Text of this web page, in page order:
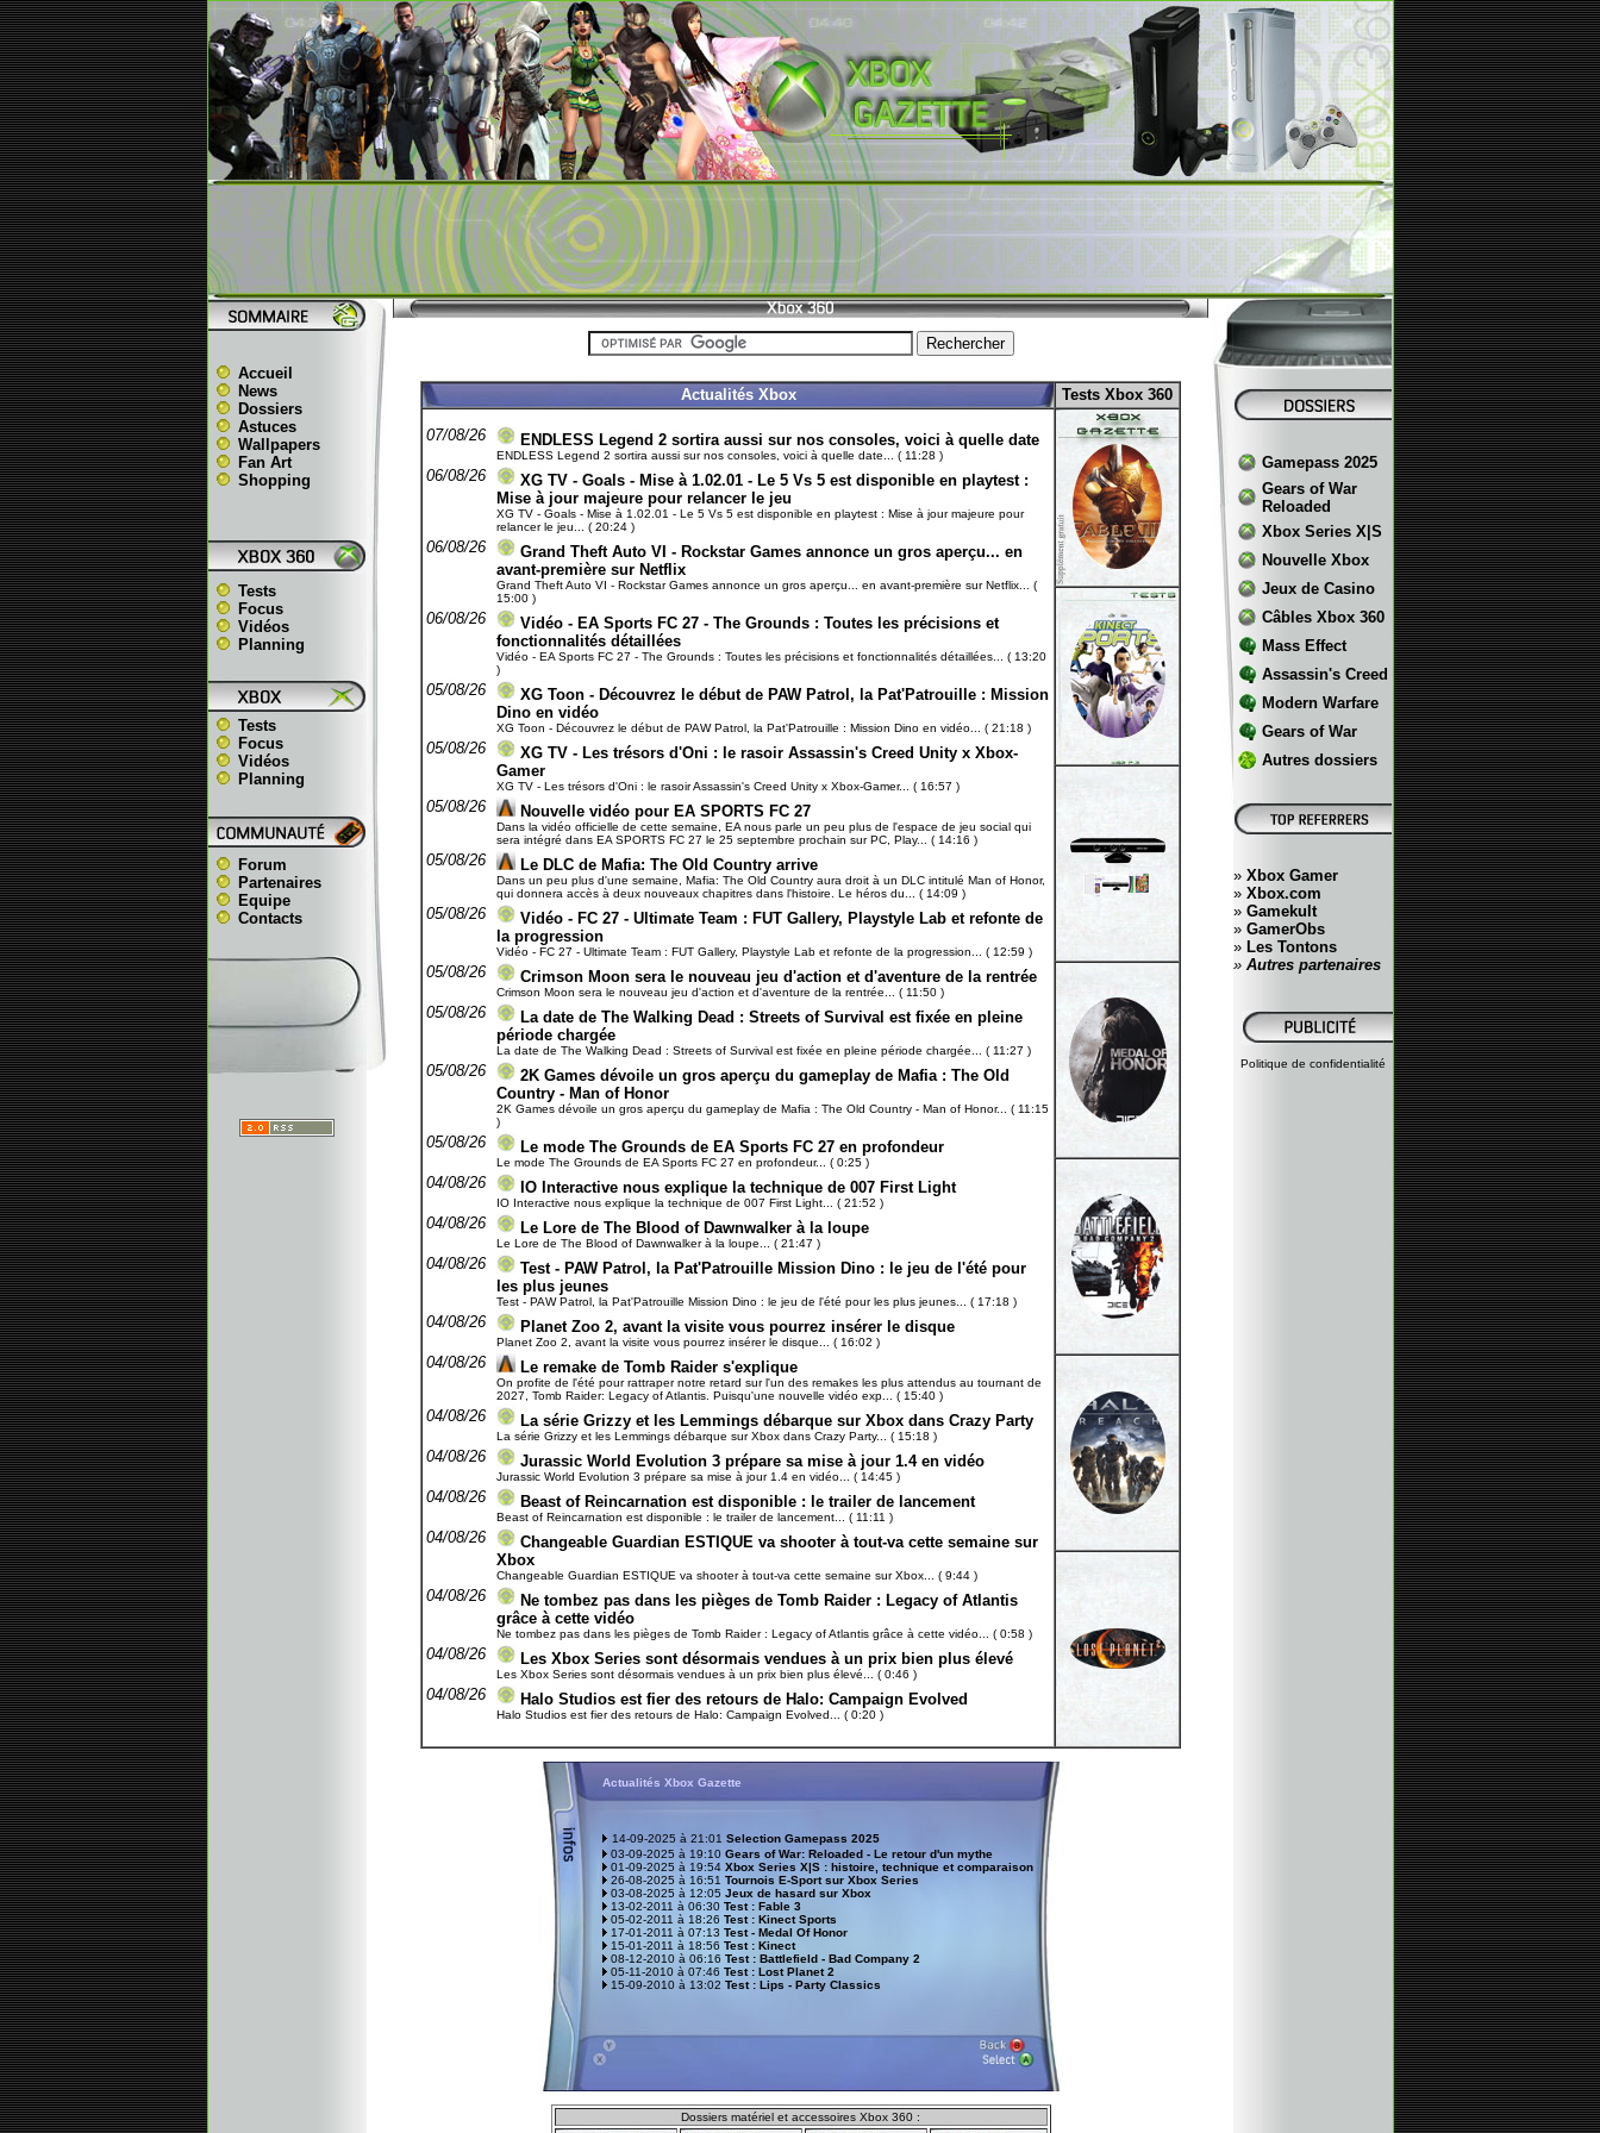
Accueil
News
Dossiers
Astuces
Wallpapers
Fan Art
Shopping
Tests
Focus
Vidéos
Planning
Tests
Focus
Vidéos
Planning
Forum
Partenaires
Equipe
Contacts
Actualités Xbox Tests Xbox 360
07/08/26 ENDLESS Legend 2 sortira aussi sur nos consoles, voici à quelle date
ENDLESS Legend 2 sortira aussi sur nos consoles, voici à quelle date... ( 11:28 )
06/08/26
XG TV - Goals - Mise à 1.02.01 - Le 5 Vs 5 est disponible en playtest :
Mise à jour majeure pour relancer le jeu
XG TV - Goals - Mise à 1.02.01 - Le 5 Vs 5 est disponible en playtest : Mise à jour majeure pour
relancer le jeu... ( 20:24 )
06/08/26
Grand Theft Auto VI - Rockstar Games annonce un gros aperçu... en
avant-première sur Netflix
Grand Theft Auto VI - Rockstar Games annonce un gros aperçu... en avant-première sur Netflix... (
15:00 )
06/08/26
Vidéo - EA Sports FC 27 - The Grounds : Toutes les précisions et
fonctionnalités détaillées
Vidéo - EA Sports FC 27 - The Grounds : Toutes les précisions et fonctionnalités détaillées... ( 13:20
)
05/08/26
XG Toon - Découvrez le début de PAW Patrol, la Pat'Patrouille : Mission
Dino en vidéo
XG Toon - Découvrez le début de PAW Patrol, la Pat'Patrouille : Mission Dino en vidéo... ( 21:18 )
05/08/26
XG TV - Les trésors d'Oni : le rasoir Assassin's Creed Unity x Xbox-
Gamer
XG TV - Les trésors d'Oni : le rasoir Assassin's Creed Unity x Xbox-Gamer... ( 16:57 )
05/08/26 Nouvelle vidéo pour EA SPORTS FC 27
Dans la vidéo officielle de cette semaine, EA nous parle un peu plus de l'espace de jeu social qui
sera intégré dans EA SPORTS FC 27 le 25 septembre prochain sur PC, Play... ( 14:16 )
05/08/26 Le DLC de Mafia: The Old Country arrive
Dans un peu plus d'une semaine, Mafia: The Old Country aura droit à un DLC intitulé Man of Honor,
qui donnera accès à deux nouveaux chapitres dans l'histoire. Le héros du... ( 14:09 )
05/08/26
Vidéo - FC 27 - Ultimate Team : FUT Gallery, Playstyle Lab et refonte de
la progression
Vidéo - FC 27 - Ultimate Team : FUT Gallery, Playstyle Lab et refonte de la progression... ( 12:59 )
05/08/26 Crimson Moon sera le nouveau jeu d'action et d'aventure de la rentrée
Crimson Moon sera le nouveau jeu d'action et d'aventure de la rentrée... ( 11:50 )
05/08/26
La date de The Walking Dead : Streets of Survival est fixée en pleine
période chargée
La date de The Walking Dead : Streets of Survival est fixée en pleine période chargée... ( 11:27 )
05/08/26
2K Games dévoile un gros aperçu du gameplay de Mafia : The Old
Country - Man of Honor
2K Games dévoile un gros aperçu du gameplay de Mafia : The Old Country - Man of Honor... ( 11:15
)
05/08/26 Le mode The Grounds de EA Sports FC 27 en profondeur
Le mode The Grounds de EA Sports FC 27 en profondeur... ( 0:25 )
04/08/26 IO Interactive nous explique la technique de 007 First Light
IO Interactive nous explique la technique de 007 First Light... ( 21:52 )
04/08/26 Le Lore de The Blood of Dawnwalker à la loupe
Le Lore de The Blood of Dawnwalker à la loupe... ( 21:47 )
04/08/26
Test - PAW Patrol, la Pat'Patrouille Mission Dino : le jeu de l'été pour
les plus jeunes
Test - PAW Patrol, la Pat'Patrouille Mission Dino : le jeu de l'été pour les plus jeunes... ( 17:18 )
04/08/26 Planet Zoo 2, avant la visite vous pourrez insérer le disque
Planet Zoo 2, avant la visite vous pourrez insérer le disque... ( 16:02 )
04/08/26 Le remake de Tomb Raider s'explique
On profite de l'été pour rattraper notre retard sur l'un des remakes les plus attendus au tournant de
2027, Tomb Raider: Legacy of Atlantis. Puisqu'une nouvelle vidéo exp... ( 15:40 )
04/08/26 La série Grizzy et les Lemmings débarque sur Xbox dans Crazy Party
La série Grizzy et les Lemmings débarque sur Xbox dans Crazy Party... ( 15:18 )
04/08/26 Jurassic World Evolution 3 prépare sa mise à jour 1.4 en vidéo
Jurassic World Evolution 3 prépare sa mise à jour 1.4 en vidéo... ( 14:45 )
04/08/26 Beast of Reincarnation est disponible : le trailer de lancement
Beast of Reincarnation est disponible : le trailer de lancement... ( 11:11 )
04/08/26
Changeable Guardian ESTIQUE va shooter à tout-va cette semaine sur
Xbox
Changeable Guardian ESTIQUE va shooter à tout-va cette semaine sur Xbox... ( 9:44 )
04/08/26
Ne tombez pas dans les pièges de Tomb Raider : Legacy of Atlantis
grâce à cette vidéo
Ne tombez pas dans les pièges de Tomb Raider : Legacy of Atlantis grâce à cette vidéo... ( 0:58 )
04/08/26 Les Xbox Series sont désormais vendues à un prix bien plus élevé
Les Xbox Series sont désormais vendues à un prix bien plus élevé... ( 0:46 )
04/08/26 Halo Studios est fier des retours de Halo: Campaign Evolved
Halo Studios est fier des retours de Halo: Campaign Evolved... ( 0:20 )
Actualités Xbox Gazette
14-09-2025 à 21:01 Selection Gamepass 2025
03-09-2025 à 19:10 Gears of War: Reloaded - Le retour d'un mythe
01-09-2025 à 19:54 Xbox Series X|S : histoire, technique et comparaison
26-08-2025 à 16:51 Tournois E-Sport sur Xbox Series
03-08-2025 à 12:05 Jeux de hasard sur Xbox
13-02-2011 à 06:30 Test : Fable 3
05-02-2011 à 18:26 Test : Kinect Sports
17-01-2011 à 07:13 Test - Medal Of Honor
15-01-2011 à 18:56 Test : Kinect
08-12-2010 à 06:16 Test : Battlefield - Bad Company 2
05-11-2010 à 07:46 Test : Lost Planet 2
15-09-2010 à 13:02 Test : Lips - Party Classics
Dossiers matériel et accessoires Xbox 360 :
Gamepass 2025
Gears of War
Reloaded
Xbox Series X|S
Nouvelle Xbox
Jeux de Casino
Câbles Xbox 360
Mass Effect
Assassin's Creed
Modern Warfare
Gears of War
Autres dossiers
» Xbox Gamer
» Xbox.com
» Gamekult
» GamerObs
» Les Tontons
»Autres partenaires
Politique de confidentialité